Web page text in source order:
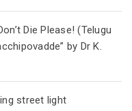
Die Please! (Telugu
by Dr K.
street light